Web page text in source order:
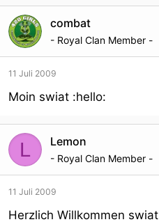
combat
- Royal Clan Member -
11 Juli 2009
Moin swiat :hello:
L Lemon
- Royal Clan Member -
11 Juli 2009
Herzlich Willkommen swiat